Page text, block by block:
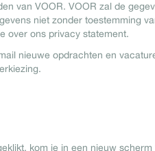
van VOOR. VOOR zal de
niet zonder toestemming
over ons privacy statement.
nieuwe opdrachten en
kom je in een nieuw